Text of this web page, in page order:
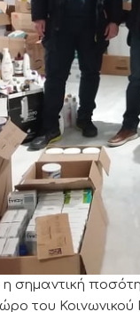
σημαντική
του